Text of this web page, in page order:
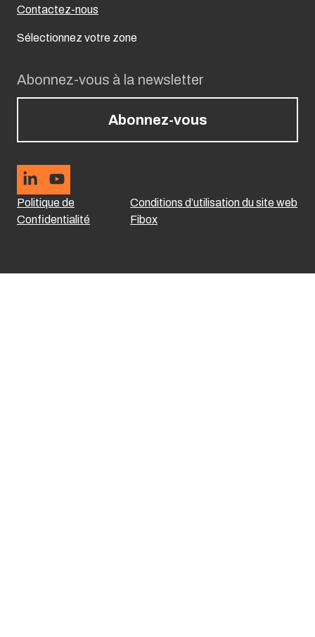
Abonnez-vous à la newsletter
Abonnez-vous
Politique de
Confidentialité
Conditions d’utilisation du site web
Fibox
Contactez-nous
Sélectionnez votre zone